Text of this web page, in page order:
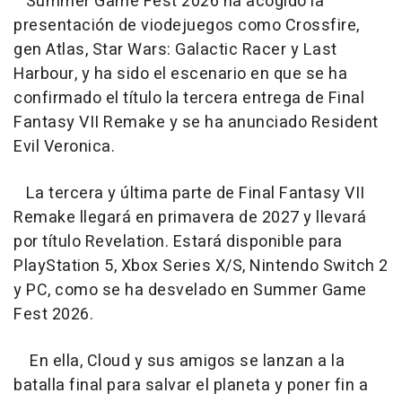
presentación de viodejuegos como Crossfire,
gen Atlas, Star Wars: Galactic Racer y Last
Harbour, y ha sido el escenario en que se ha
confirmado el título la tercera entrega de Final
Fantasy VII Remake y se ha anunciado Resident
Evil Veronica.
La tercera y última parte de Final Fantasy VII
Remake llegará en primavera de 2027 y llevará
por título Revelation. Estará disponible para
PlayStation 5, Xbox Series X/S, Nintendo Switch 2
y PC, como se ha desvelado en Summer Game
Fest 2026.
En ella, Cloud y sus amigos se lanzan a la
batalla final para salvar el planeta y poner fin a